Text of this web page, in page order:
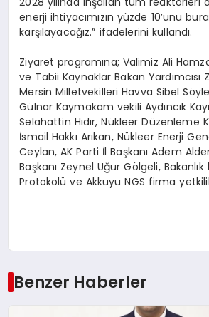
enerji ihtiyacımızın yüzde 10’unu
karşılayacağız.” ifadelerini kullandı.
Ziyaret programına; Valimiz Ali
ve Tabii Kaynaklar Bakan
Mersin Milletvekilleri Havva Sibel
Gülnar Kaymakam vekili Aydıncık
Selahattin Hıdır, Nükleer Düzenleme
İsmail Hakkı Arıkan, Nükleer Enerji
Ceylan, AK Parti İl Başkanı Adem
Başkanı Zeynel Uğur Gölgeli, Bakanlık
Protokolü ve Akkuyu NGS firma
Benzer Haberler